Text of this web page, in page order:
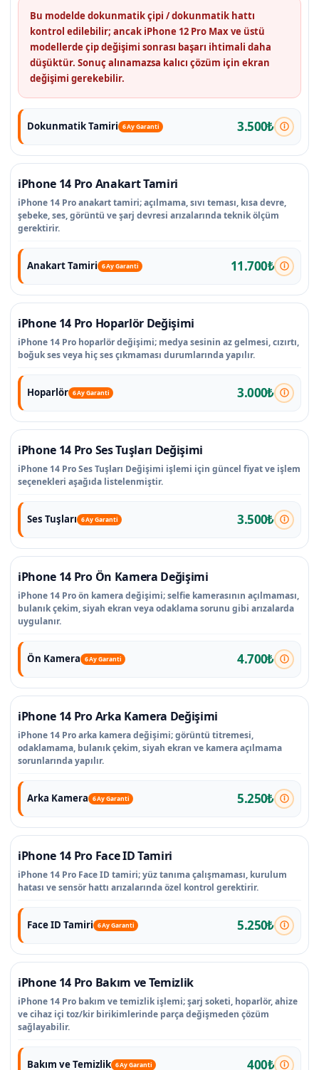
Bu modelde dokunmatik çipi / dokunmatik hattı
kontrol edilebilir; ancak iPhone 12 Pro Max ve üstü
modellerde çip değişimi sonrası başarı ihtimali daha
düşüktür. Sonuç alınamazsa kalıcı çözüm için ekran
değişimi gerekebilir.
Dokunmatik Tamiri 6 Ay Garanti 3.500₺
iPhone 14 Pro Anakart Tamiri
iPhone 14 Pro anakart tamiri; açılmama, sıvı teması, kısa devre,
şebeke, ses, görüntü ve şarj devresi arızalarında teknik ölçüm
gerektirir.
Anakart Tamiri 6 Ay Garanti 11.700₺
iPhone 14 Pro Hoparlör Değişimi
iPhone 14 Pro hoparlör değişimi; medya sesinin az gelmesi, cızırtı,
boğuk ses veya hiç ses çıkmaması durumlarında yapılır.
Hoparlör 6 Ay Garanti 3.000₺
iPhone 14 Pro Ses Tuşları Değişimi
iPhone 14 Pro Ses Tuşları Değişimi işlemi için güncel fiyat ve işlem
seçenekleri aşağıda listelenmiştir.
Ses Tuşları 6 Ay Garanti 3.500₺
iPhone 14 Pro Ön Kamera Değişimi
iPhone 14 Pro ön kamera değişimi; selfie kamerasının açılmaması,
bulanık çekim, siyah ekran veya odaklama sorunu gibi arızalarda
uygulanır.
Ön Kamera 6 Ay Garanti 4.700₺
iPhone 14 Pro Arka Kamera Değişimi
iPhone 14 Pro arka kamera değişimi; görüntü titremesi,
odaklamama, bulanık çekim, siyah ekran ve kamera açılmama
sorunlarında yapılır.
Arka Kamera 6 Ay Garanti 5.250₺
iPhone 14 Pro Face ID Tamiri
iPhone 14 Pro Face ID tamiri; yüz tanıma çalışmaması, kurulum
hatası ve sensör hattı arızalarında özel kontrol gerektirir.
Face ID Tamiri 6 Ay Garanti 5.250₺
iPhone 14 Pro Bakım ve Temizlik
iPhone 14 Pro bakım ve temizlik işlemi; şarj soketi, hoparlör, ahize
ve cihaz içi toz/kir birikimlerinde parça değişmeden çözüm
sağlayabilir.
Bakım ve Temizlik 6 Ay Garanti 400₺